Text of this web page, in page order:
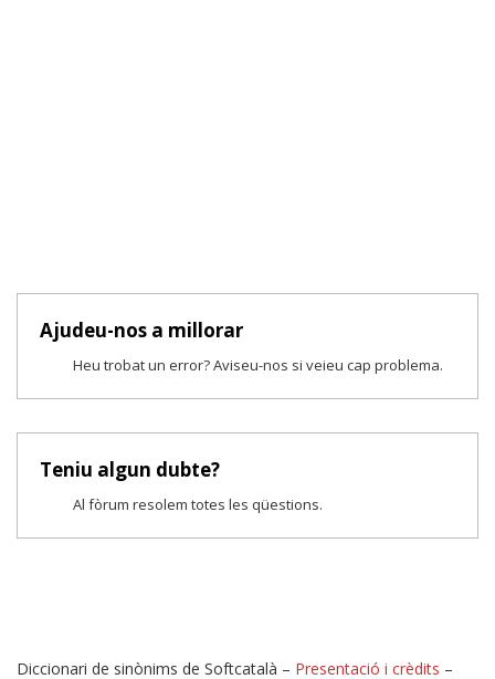
Ajudeu-nos a millorar
Heu trobat un error? Aviseu-nos si veieu cap problema.
Teniu algun dubte?
Al fòrum resolem totes les qüestions.
Diccionari de sinònims de Softcatalà – Presentació i crèdits –